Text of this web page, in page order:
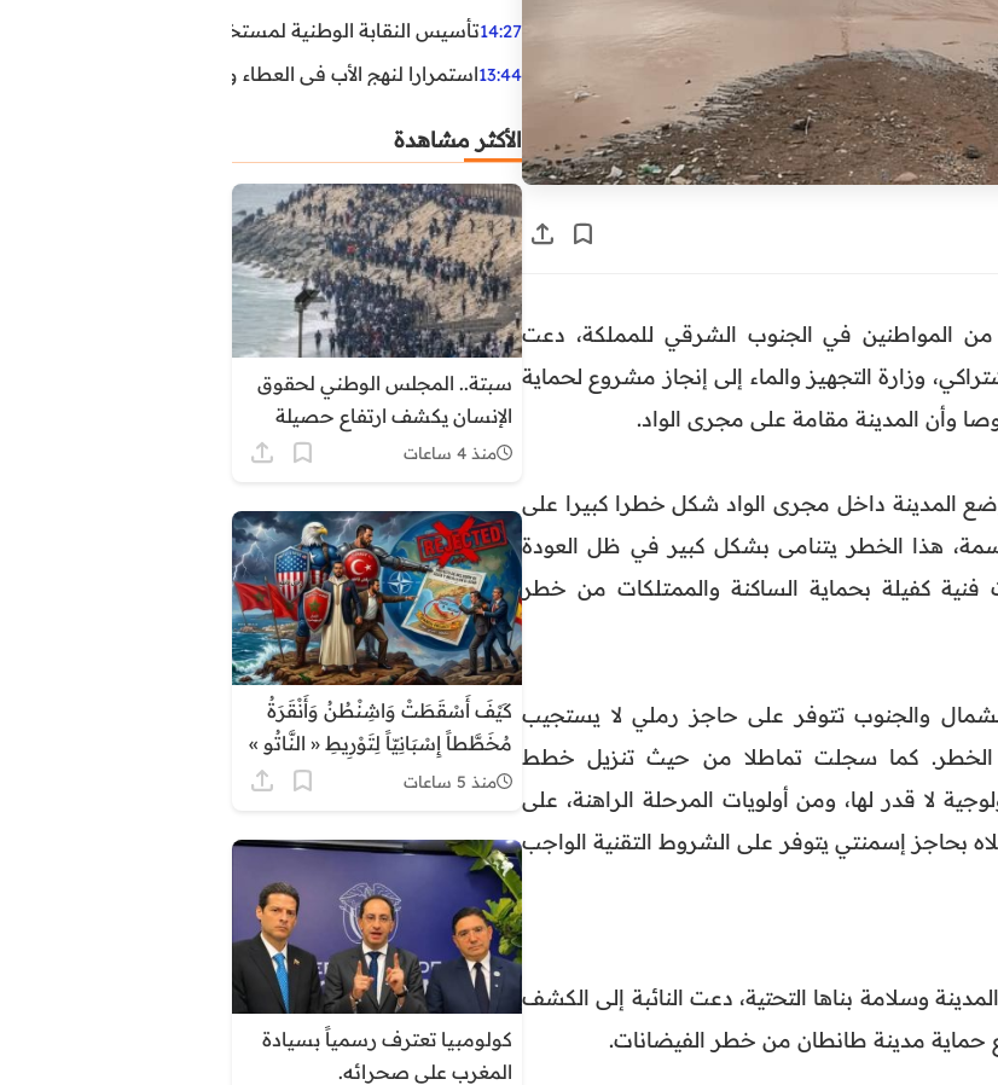
المواطنين في الجنوب الشرقي للمملكة، دعت
وزارة التجهيز والماء إلى إنجاز مشروع لحماية
وأن المدينة مقامة على مجرى الواد.
المدينة داخل مجرى الواد شكل خطرا كبيرا على
التي يقدر عددها بـ 80 ألف نسمة، هذا الخطر يتنامى بشكل كبير في ظل العودة
كفيلة بحماية الساكنة والممتلكات من خطر
والجنوب تتوفر على حاجز رملي لا يستجيب
الخطر. كما سجلت تماطلا من حيث تنزيل خطط
لا قدر لها، ومن أولويات المرحلة الراهنة، على
بحاجز إسمنتي يتوفر على الشروط التقنية الواجب
وسلامة بناها التحتية، دعت النائبة إلى الكشف
حماية مدينة طانطان من خطر الفيضانات.
14:27تأسيس النقابة الوطنية لمستخدمي الوكالة الوطنية
13:44استمرارا لنهج الأب في العطاء وخدمة المجتمع، يواصل ابن
الأكثر مشاهدة
سبتة.. المجلس الوطني لحقوق
الإنسان يكشف ارتفاع حصيلة
الوفيات الى 14 ويوثق اعتداءات
منذ 4 ساعات
كَيْفَ أَسْقَطَتْ وَاشِنْطُنُ وَأَنْقَرَةُ
مُخَطَّطاً إِسْبَانِيّاً لِتَوْرِيطِ « النَّاتُو »
فِي سَبْتَةَ وَمَلِيلِيَّةَ، وَكَيْفَ أَسْقَطَ
وَأَجْبَرَ مَدْرِيدَ عَلَى الرُّضُوخِ
لِلْوَاقِعِيَّةِ مَعَ الرِّبَاطِ؟
منذ 5 ساعات
كولومبيا تعترف رسمياً بسيادة
المغرب على صحرائه.